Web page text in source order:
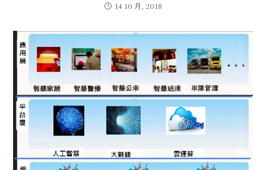
14 10 月, 2018